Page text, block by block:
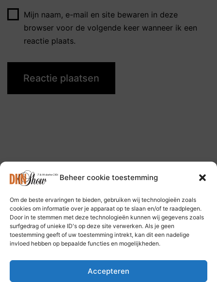
Beheer cookie toestemming
Om de beste ervaringen te bieden, gebruiken wij technologieën zoals
cookies om informatie over je apparaat op te slaan en/of te raadplegen.
Door in te stemmen met deze technologieën kunnen wij gegevens zoals
surfgedrag of unieke ID's op deze site verwerken. Als je geen
toestemming geeft of uw toestemming intrekt, kan dit een nadelige
invloed hebben op bepaalde functies en mogelijkheden.
Accepteren
Mijn naam, e-mail en site bewaren in deze
browser voor de volgende keer wanneer ik een
reactie plaats.
Volg ons op: Bluesky Social Media